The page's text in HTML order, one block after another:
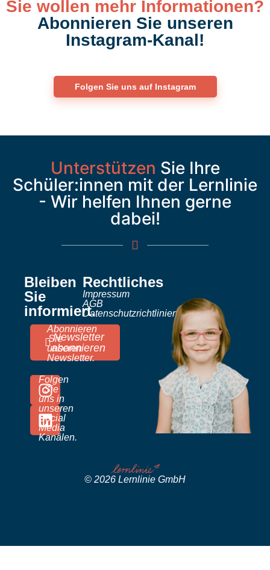
Sie wollen mehr Informationen?
Abonnieren Sie unseren
Instagram-Kanal!
Folgen Sie uns auf Instagram
Unterstützen Sie Ihre
Schüler:innen mit der Lernlinie
- Wir helfen Ihnen gerne
dabei!
Bleiben
Sie
informiert.
Newsletter
abonnieren
Abonnieren
Sie
unseren
Newsletter.
Folgen
Sie
uns in
unseren
Social
Media
Kanälen.
Rechtliches
Impressum
AGB
Datenschutzrichtlinien
© 2026 Lernlinie GmbH